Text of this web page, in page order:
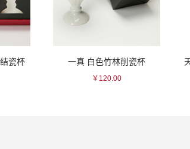
一真 白色竹林削瓷杯